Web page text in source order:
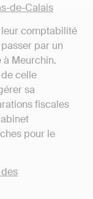
de-Calais
comptabilité
par un
Meurchin.
celle
sa
fiscales
pour le